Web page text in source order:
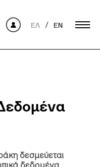
ΕΛ EN
δεσμεύεται
δεδομένα